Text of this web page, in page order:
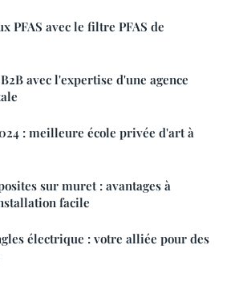
PFAS avec le filtre PFAS de
avec l'expertise d'une agence
: meilleure école privée d'art à
sur muret : avantages à
facile
électrique : votre alliée pour des